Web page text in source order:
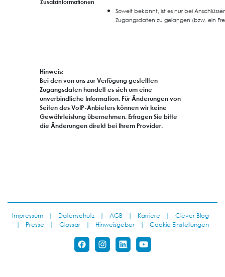
Zusatzinformationen
Soweit bekannt, ist es nur bei
Zugangsdaten zu gelangen (bzw. ein
Hinweis:
Bei den von uns zur Verfügung gestellten
Zugangsdaten handelt es sich um eine
unverbindliche Information. Für Änderungen von
Seiten des VoIP-Anbieters können wir keine
Gewährleistung übernehmen. Erfragen Sie bitte
die Änderungen direkt bei Ihrem Provider.
Impressum | Datenschutz | AGB | Karriere |
Clever Blog
|
Presse | Glossar | Hinweisgeber | Cookie Einstellungen